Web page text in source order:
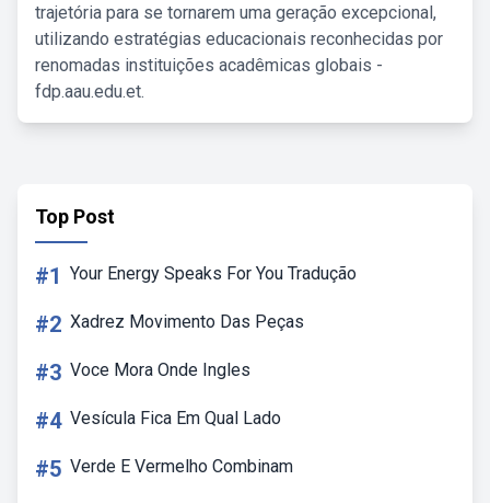
trajetória para se tornarem uma geração excepcional,
utilizando estratégias educacionais reconhecidas por
renomadas instituições acadêmicas globais -
fdp.aau.edu.et.
Top Post
#1 Your Energy Speaks For You Tradução
#2 Xadrez Movimento Das Peças
#3 Voce Mora Onde Ingles
#4 Vesícula Fica Em Qual Lado
#5 Verde E Vermelho Combinam